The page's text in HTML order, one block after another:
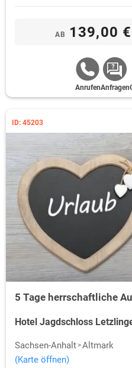
AB 139,00 €
AnrufenAnfragen
ID: 45203
5 Tage herrschaftliche
Hotel Jagdschloss
Sachsen-Anhalt Altmark
(Karte öffnen)